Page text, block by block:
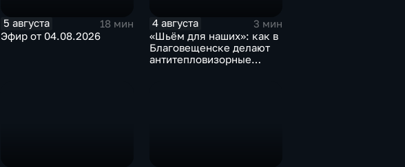
5 августа
18 мин
Эфир от 04.08.2026
4 августа
3 мин
«Шьём для наших»: как в
Благовещенске делают
антитепловизорные